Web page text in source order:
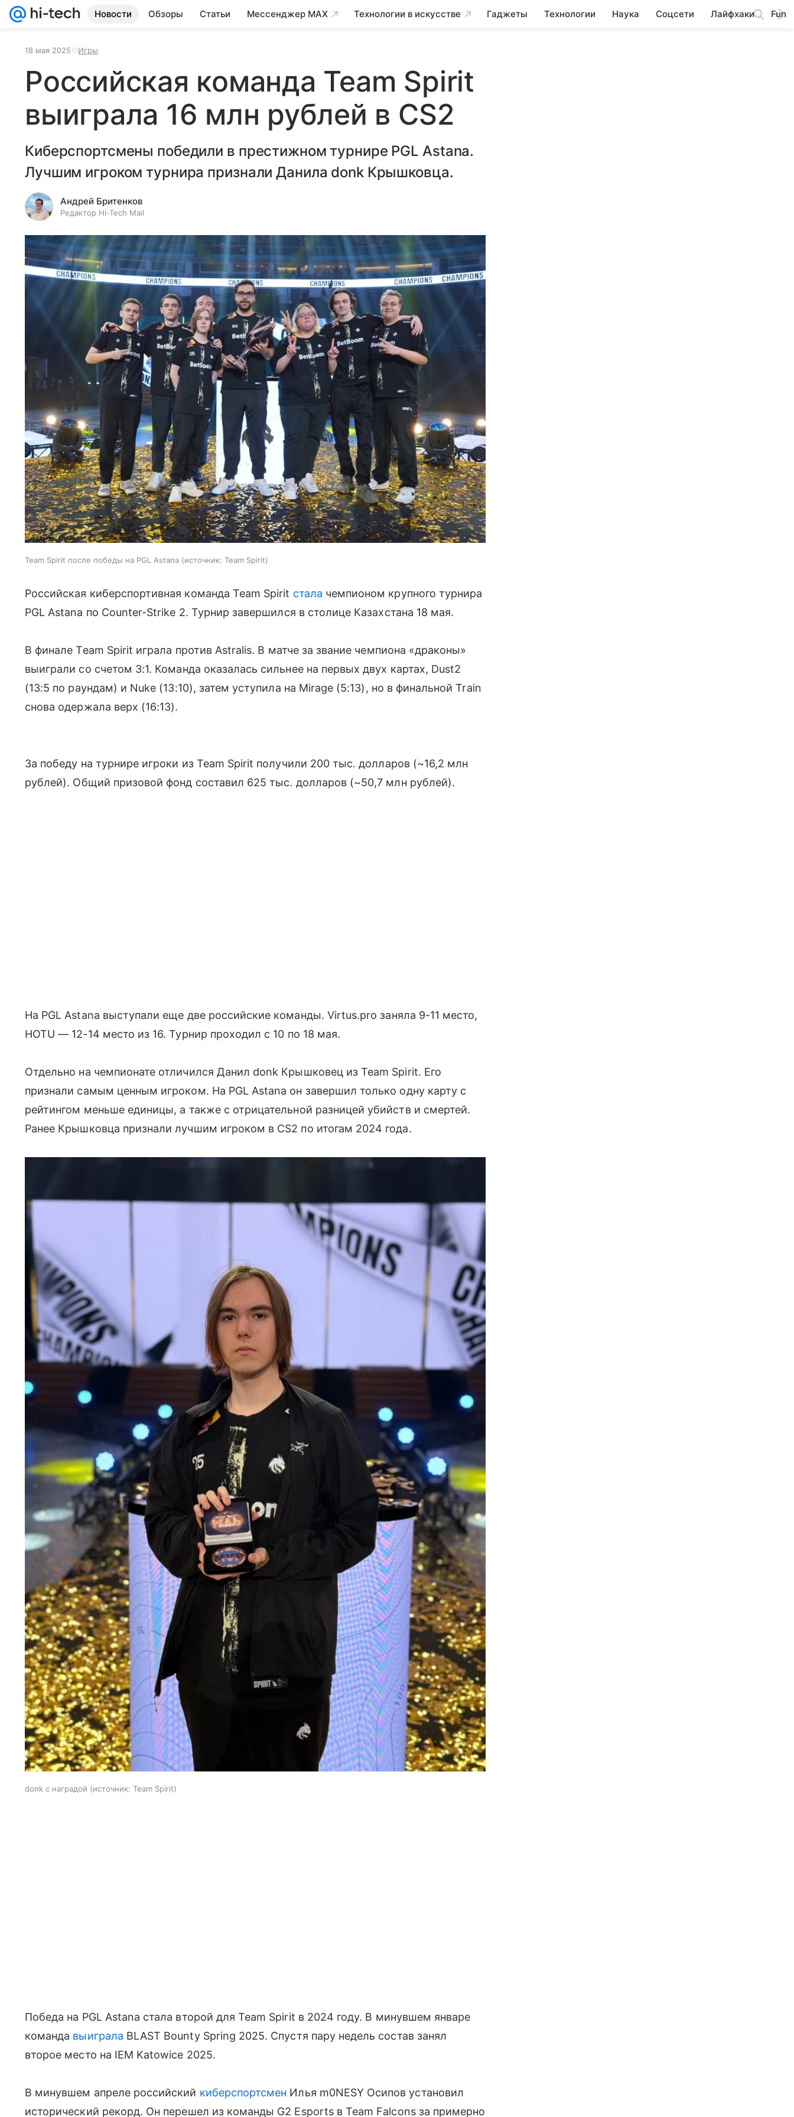
Новости Обзоры Статьи Мессенджер MAX Технологии в искусстве Гаджеты Технологии Наука Соцсети Лайфхаки Fun
18 мая 2025 Игры
Российская команда Team Spirit
выиграла 16 млн рублей в CS2
Киберспортсмены победили в престижном турнире PGL Astana.
Лучшим игроком турнира признали Данила donk Крышковца.
Андрей Бритенков
Редактор Hi-Tech Mail
Team Spirit после победы на PGL Astana источник: Team Spirit
Российская киберспортивная команда Team Spirit стала чемпионом крупного турнира
PGL Astana по Counter-Strike 2. Турнир завершился в столице Казахстана 18 мая.
В финале Team Spirit играла против Astralis. В матче за звание чемпиона «драконы»
выиграли со счетом 3:1. Команда оказалась сильнее на первых двух картах, Dust2
(13:5 по раундам) и Nuke (13:10), затем уступила на Mirage (5:13), но в финальной Train
снова одержала верх (16:13).
За победу на турнире игроки из Team Spirit получили 200 тыс. долларов (~16,2 млн
рублей). Общий призовой фонд составил 625 тыс. долларов (~50,7 млн рублей).
На PGL Astana выступали еще две российские команды. Virtus.pro заняла 9-11 место,
HOTU — 12-14 место из 16. Турнир проходил с 10 по 18 мая.
Отдельно на чемпионате отличился Данил donk Крышковец из Team Spirit. Его
признали самым ценным игроком. На PGL Astana он завершил только одну карту с
рейтингом меньше единицы, а также с отрицательной разницей убийств и смертей.
Ранее Крышковца признали лучшим игроком в CS2 по итогам 2024 года.
donk с наградой источник: Team Spirit
Победа на PGL Astana стала второй для Team Spirit в 2024 году. В минувшем январе
команда выиграла BLAST Bounty Spring 2025. Спустя пару недель состав занял
второе место на IEM Katowice 2025.
В минувшем апреле российский киберспортсмен Илья m0NESY Осипов установил
исторический рекорд. Он перешел из команды G2 Esports в Team Falcons за примерно